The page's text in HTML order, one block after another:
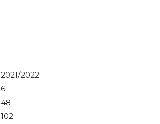
2021/2022
6
48
102